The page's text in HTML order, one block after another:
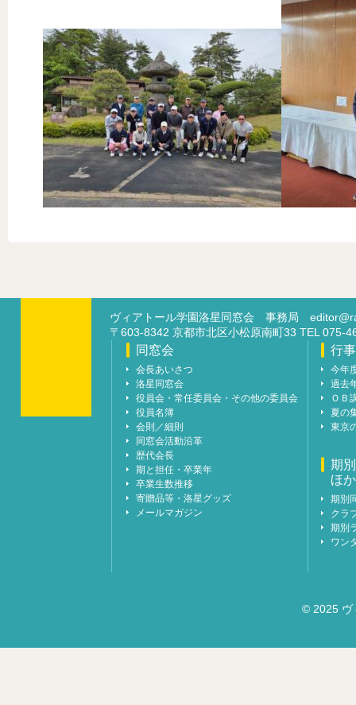
ヴィアトール学園洛星同窓会 事務局
〒603-8342 京都市北区小松原南町33 TEL 075-
同窓会
会長あいさつ
洛星同窓会
役員会・常任委員会・その他の委員会
役員名簿
会則／細則
同窓会活動沿革
歴代会長
期と担任・卒業年
卒業生数推移
寄贈品等・洛星グッズ
メールマガジン
行事
今年
過去
ＯＢ
夏の
東京
期
ほか
期別
クラ
期別
ワン
© 2025 ヴ